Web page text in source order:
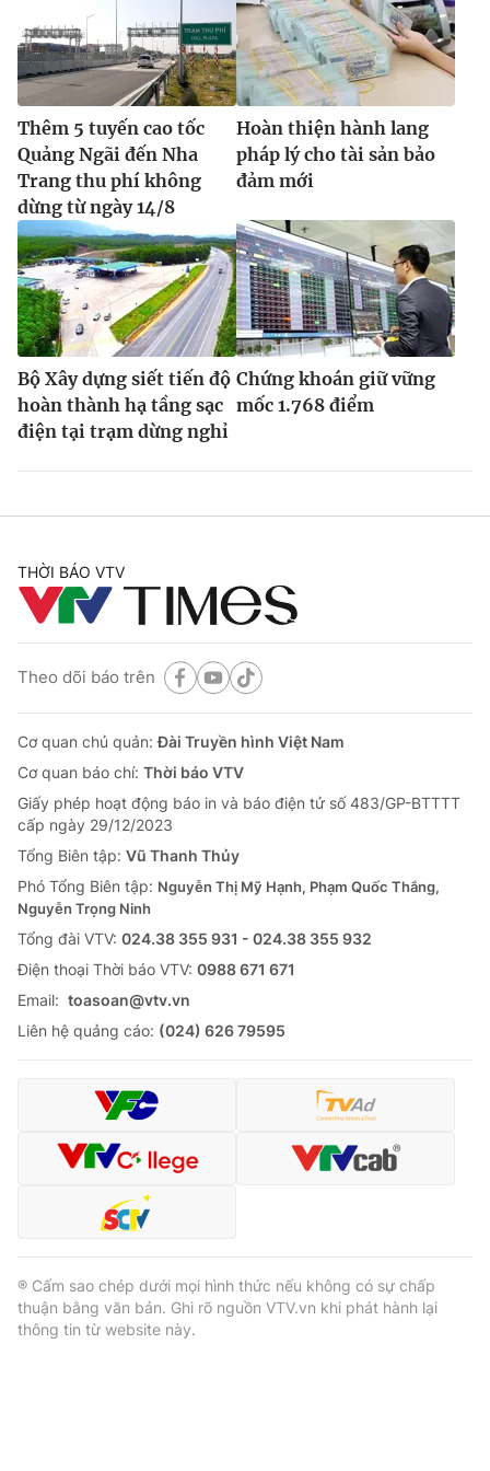
Ðiện thoại Thời báo VTV:
024.66 897 897
Email:toasoan@vtv.vn
Liên hệ quảng cáo:024-7300.7108
® Cấm sao chép dưới mọi hình thức nếu không có sự chấp
thuận bằng văn bản. Ghi rõ nguồn VTV.vn khi phát hành lại
thông tin từ website này.
Thêm 5 tuyến cao tốc
Quảng Ngãi đến Nha
Trang thu phí không
dừng từ ngày 14/8
Hoàn thiện hành lang
pháp lý cho tài sản bảo
đảm mới
Bộ Xây dựng siết tiến độ
hoàn thành hạ tầng sạc
điện tại trạm dừng nghỉ
Chứng khoán giữ vững
mốc 1.768 điểm
THỜI BÁO VTV
Theo dõi báo trên
Cơ quan chủ quản:Đài Truyền hình Việt Nam
Cơ quan báo chí: Thời báo VTV
Giấy phép hoạt động báo in và báo điện tử số 483/GP-BTTTT
cấp ngày 29/12/2023
Tổng Biên tập: Vũ Thanh Thủy
Phó Tổng Biên tập: Nguyễn Thị Mỹ Hạnh, Phạm Quốc Thắng,
Nguyễn Trọng Ninh
Tổng đài VTV: 024.38 355 931 - 024.38 355 932
Ðiện thoại Thời báo VTV: 0988 671 671
Email: toasoan@vtv.vn
Liên hệ quảng cáo: (024) 626 79595
® Cấm sao chép dưới mọi hình thức nếu không có sự chấp
thuận bằng văn bản. Ghi rõ nguồn VTV.vn khi phát hành lại
thông tin từ website này.